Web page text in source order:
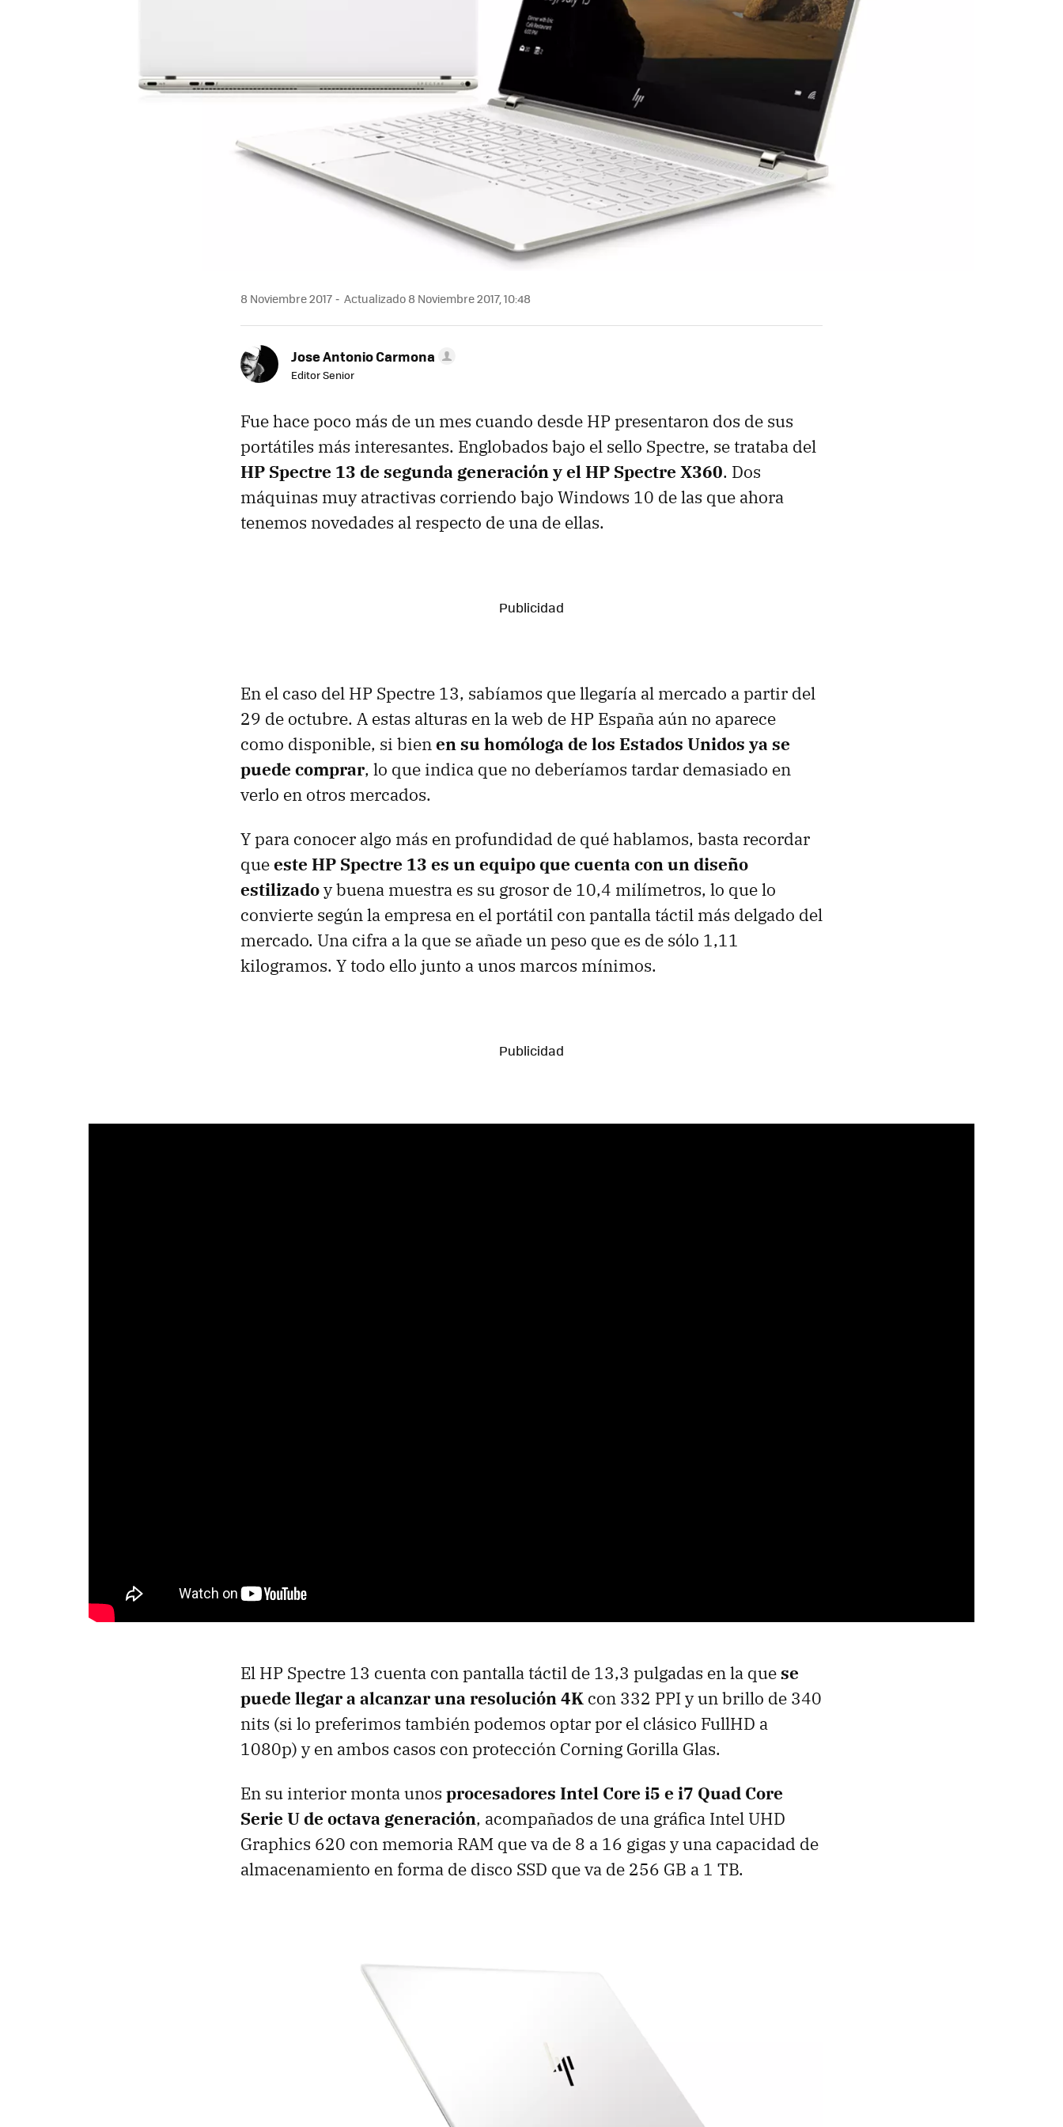
8 Noviembre 2017 Actualizado 8 Noviembre 2017, 10:48
Jose Antonio Carmona
Editor Senior
Fue hace poco más de un mes cuando desde HP presentaron dos de sus
portátiles más interesantes. Englobados bajo el sello Spectre, se trataba del
HP Spectre 13 de segunda generación y el HP Spectre X360. Dos
máquinas muy atractivas corriendo bajo Windows 10 de las que ahora
tenemos novedades al respecto de una de ellas.
En el caso del HP Spectre 13, sabíamos que llegaría al mercado a partir del
29 de octubre. A estas alturas en la web de HP España aún no aparece
como disponible, si bienen su homóloga de los Estados Unidos ya se
puede comprar, lo que indica que no deberíamos tardar demasiado en
verlo en otros mercados.
Y para conocer algo más en profundidad de qué hablamos, basta recordar
queeste HP Spectre 13 es un equipo que cuenta con un diseño
estilizadoy buena muestra es su grosor de 10,4 milímetros, lo que lo
convierte según la empresa en el portátil con pantalla táctil más delgado del
mercado. Una cifra a la que se añade un peso que es de sólo 1,11
kilogramos. Y todo ello junto a unos marcos mínimos.
El HP Spectre 13 cuenta con pantalla táctil de 13,3 pulgadas en la quese
puede llegar a alcanzar una resolución 4K con 332 PPI y un brillo de 340
nits (si lo preferimos también podemos optar por el clásico FullHD a
1080p) y en ambos casos con protección Corning Gorilla Glas.
En su interior monta unos procesadores Intel Core i5 e i7 Quad Core
Serie U de octava generación, acompañados de una gráfica Intel UHD
Graphics 620 con memoria RAM que va de 8 a 16 gigas y una capacidad de
almacenamiento en forma de disco SSD que va de 256 GB a 1 TB.